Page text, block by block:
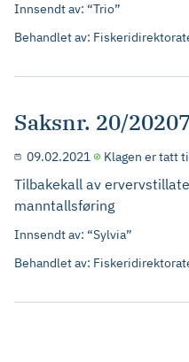
Innsendt av: “Trio”
Behandlet av:
Saksnr. 20/
09.02.2021 Klagen er tatt
Tilbakekall av
manntallsføring
Innsendt av: “Sylvia”
Behandlet av: